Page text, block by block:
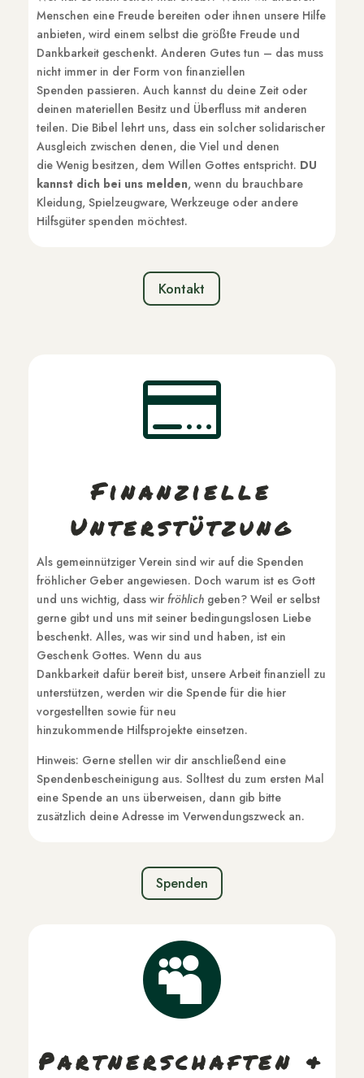
Menschen eine Freude bereiten oder ihnen unsere Hilfe
anbieten, wird einem selbst die größte Freude und
Dankbarkeit geschenkt. Anderen Gutes tun – das muss
nicht immer in der Form von finanziellen
Spenden passieren. Auch kannst du deine Zeit oder
deinen materiellen Besitz und Überfluss mit anderen
teilen. Die Bibel lehrt uns, dass ein solcher solidarischer
Ausgleich zwischen denen, die Viel und denen
die Wenig besitzen, dem Willen Gottes entspricht. DU
kannst dich bei uns melden, wenn du brauchbare
Kleidung, Spielzeugware, Werkzeuge oder andere
Hilfsgüter spenden möchtest.
Kontakt

Finanzielle
Unterstützung
Als gemeinnütziger Verein sind wir auf die Spenden
fröhlicher Geber angewiesen. Doch warum ist es Gott
und uns wichtig, dass wir fröhlichgeben? Weil er selbst
gerne gibt und uns mit seiner bedingungslosen Liebe
beschenkt. Alles, was wir sind und haben, ist ein
Geschenk Gottes. Wenn du aus
Dankbarkeit dafür bereit bist, unsere Arbeit finanziell zu
unterstützen, werden wir die Spende für die hier
vorgestellten sowie für neu
hinzukommende Hilfsprojekte einsetzen.
Hinweis: Gerne stellen wir dir anschließend eine
Spendenbescheinigung aus. Solltest du zum ersten Mal
eine Spende an uns überweisen, dann gib bitte
zusätzlich deine Adresse im Verwendungszweck an.
Spenden

Partnerschaften &